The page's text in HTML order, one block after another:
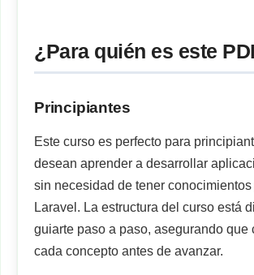
¿Para quién es este
Principiantes
Este curso es perfecto para
desean aprender a desarrollar
sin necesidad de tener
Laravel. La estructura del curso está
guiarte paso a paso, asegurando que
cada concepto antes de avanzar.